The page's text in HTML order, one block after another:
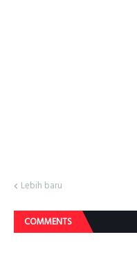
Lebih baru
COMMENTS